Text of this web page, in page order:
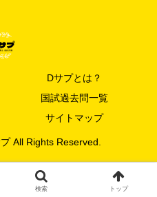
Dサプとは？
国試過去問一覧
サイトマップ
All Rights Reserved.
検索 トップ